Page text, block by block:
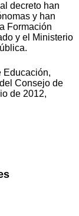
decreto han
y han
Formación
y el Ministerio
Educación,
Consejo de
de 2012,